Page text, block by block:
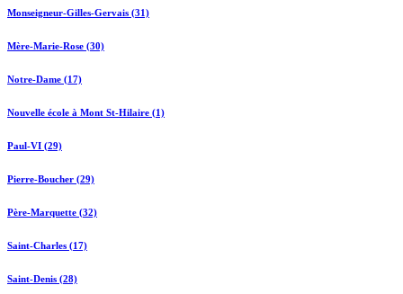
Monseigneur-Gilles-Gervais (31)
Mère-Marie-Rose (30)
Notre-Dame (17)
Nouvelle école à Mont St-Hilaire (1)
Paul-VI (29)
Pierre-Boucher (29)
Père-Marquette (32)
Saint-Charles (17)
Saint-Denis (28)